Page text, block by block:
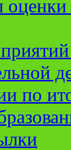
по